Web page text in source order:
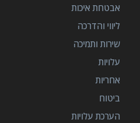
אבטחת איכות
ליווי והדרכה
שירות ותמיכה
עלויות
אחריות
ביטוח
הערכת עלויות